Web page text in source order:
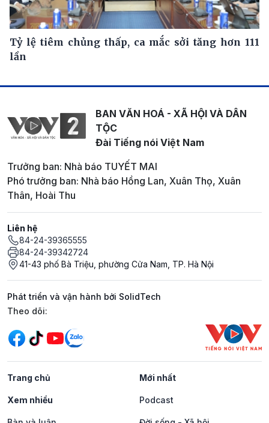
Tỷ lệ tiêm chủng thấp, ca mắc sởi tăng hơn 111
lần
BAN VĂN HOÁ - XÃ HỘI VÀ DÂN
TỘC
Đài Tiếng nói Việt Nam
Trưởng ban: Nhà báo TUYẾT MAI
Phó trưởng ban: Nhà báo Hồng Lan, Xuân Thọ, Xuân
Thân, Hoài Thu
Liên hệ
84-24-39365555
84-24-39342724
41-43 phố Bà Triệu, phường Cửa Nam, TP. Hà Nội
Phát triển và vận hành bởi SolidTech
Mạng xã hội
Theo dõi:
Trang chủ Mới nhất
Xem nhiều Podcast